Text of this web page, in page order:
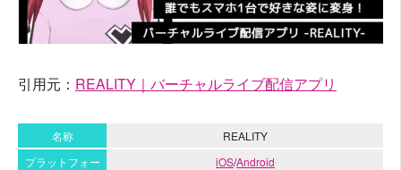
引用元： REALITY｜バーチャルライブ配信アプリ
名称
REALITY
プラットフォー
iOS/Android